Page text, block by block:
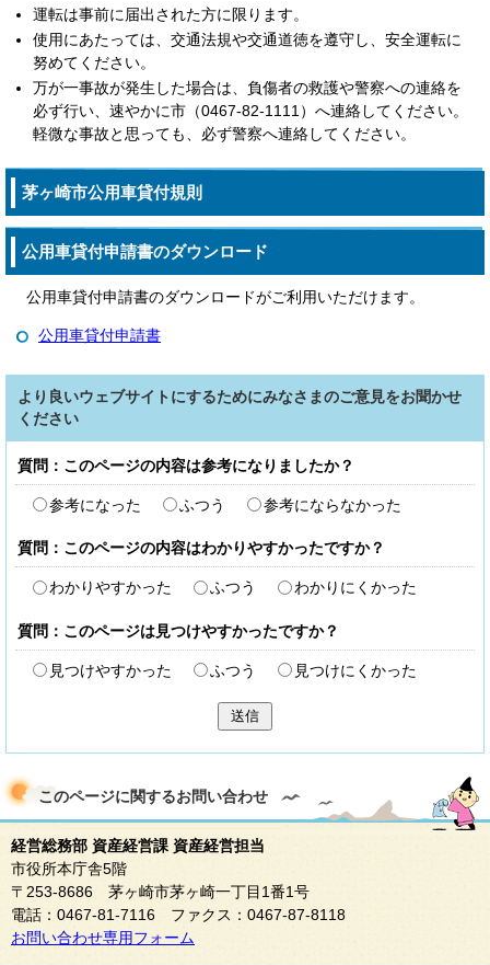
運転は事前に届出された方に限ります。
使用にあたっては、交通法規や交通道徳を遵守し、安全運転に
努めてください。
万が一事故が発生した場合は、負傷者の救護や警察への連絡を
必ず行い、速やかに市（0467-82-1111）へ連絡してください。
軽微な事故と思っても、必ず警察へ連絡してください。
茅ヶ崎市公用車貸付規則
公用車貸付申請書のダウンロード
公用車貸付申請書のダウンロードがご利用いただけます。
公用車貸付申請書
より良いウェブサイトにするためにみなさまのご意見をお聞かせ
ください
質問：このページの内容は参考になりましたか？
参考になった ふつう 参考にならなかった
質問：このページの内容はわかりやすかったですか？
わかりやすかった ふつう わかりにくかった
質問：このページは見つけやすかったですか？
見つけやすかった ふつう 見つけにくかった
送信
このページに関するお問い合わせ
経営総務部 資産経営課 資産経営担当
市役所本庁舎5階
〒253-8686 茅ヶ崎市茅ヶ崎一丁目1番1号
電話：0467-81-7116 ファクス：0467-87-8118
お問い合わせ専用フォーム